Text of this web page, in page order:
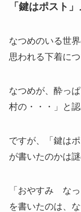
「鍵はポスト
なつめのいる世
思われる下着につ
なつめが、酔っ
村の・・・」と認
ですが、「鍵は
が書いたのかは謎
「おやすみ な
を書いたのは、